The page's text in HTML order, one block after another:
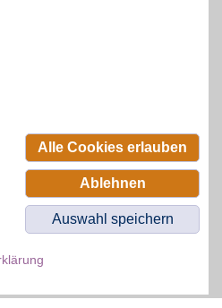
GmbH.
Alle Cookies erlauben
Ablehnen
Auswahl speichern